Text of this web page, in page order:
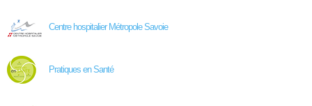
Centre hospitalier Métropole Savoie
Pratiques en Santé